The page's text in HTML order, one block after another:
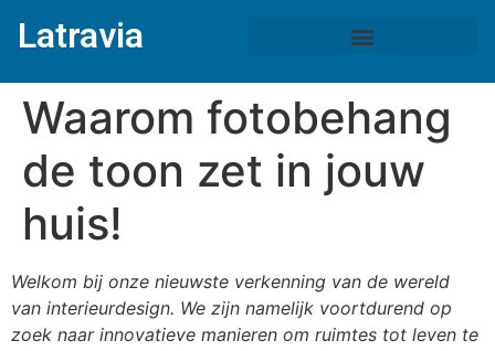
Latravia
Waarom fotobehang
de toon zet in jouw
huis!
Welkom bij onze nieuwste verkenning van de wereld
van interieurdesign. We zijn namelijk voortdurend op
zoek naar innovatieve manieren om ruimtes tot leven te